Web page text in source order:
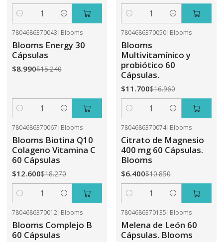
Cantidad Cantidad
7804686370043 | Blooms
Blooms Energy 30
Cápsulas
$8.990$15.240
Cantidad
7804686370050| Blooms
Blooms
Multivitamínico y
probiótico 60
Cápsulas.
$11.700$16.960
Cantidad
7804686370067 | Blooms
Blooms Biotina Q10
Colageno Vitamina C
60 Cápsulas
$12.600$18.270
Cantidad
7804686370074| Blooms
Citrato de Magnesio
400 mg 60 Cápsulas.
Blooms
$6.400$10.850
Cantidad
7804686370012| Blooms
Blooms Complejo B
60 Cápsulas
7804686370135 | Blooms
Melena de León 60
Cápsulas. Blooms